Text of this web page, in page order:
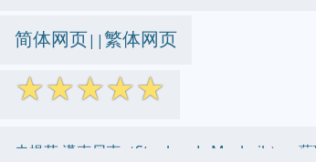
简体网页||繁体网页
☆☆☆☆☆
史提芬·邁克尼克（Stephen L. Macknik），